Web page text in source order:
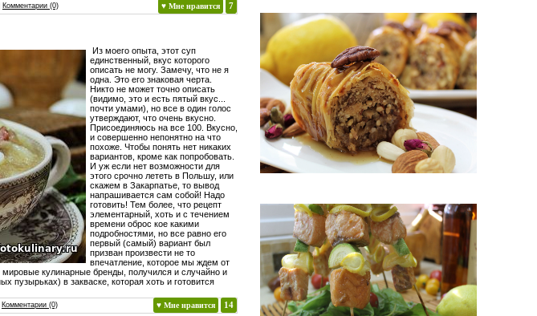
♥ Мне нравится 7
Комментарии (0)
Из моего опыта, этот суп
единственный, вкус которого
описать не могу. Замечу, что не я
одна. Это его знаковая черта.
Никто не может точно описать
(видимо, это и есть пятый вкус...
почти умами), но все в один голос
утверждают, что очень вкусно.
Присоединяюсь на все 100. Вкусно,
и совершенно непонятно на что
похоже. Чтобы понять нет никаких
вариантов, кроме как попробовать.
И уж если нет возможности для
этого срочно лететь в Польшу, или
скажем в Закарпатье, то вывод
напрашивается сам собой! Надо
готовить! Тем более, что рецепт
элементарный, хоть и с течением
времени оброс кое какими
подробностями, но все равно его
первый (самый) вариант был
призван произвести не то
впечатление, которое мы ждем от
кулинарные бренды, получился и случайно и
пузырьках) в закваске, которая хоть и готовится
♥ Мне нравится 14
Комментарии (0)